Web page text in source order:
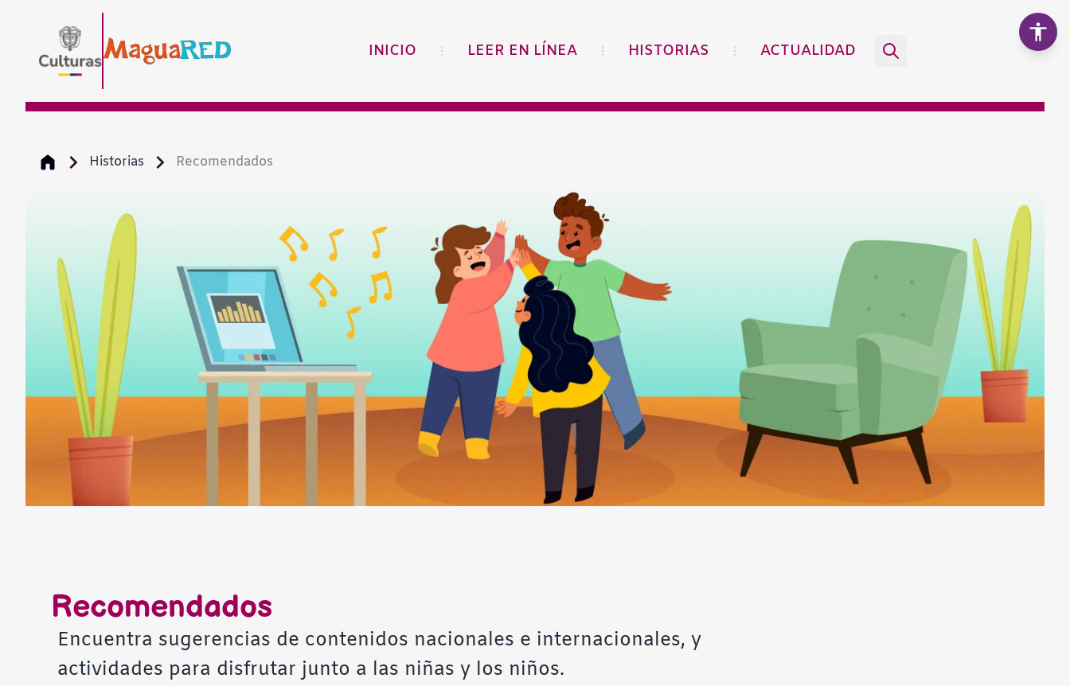
INICIO LEER EN LÍNEA HISTORIAS ACTUALIDAD
Historias Recomendados
Recomendados
Encuentra sugerencias de contenidos nacionales e internacionales, y
actividades para disfrutar junto a las niñas y los niños.
Contraste negativo
Fondo claro
Subrayar enlaces
Fuente legible